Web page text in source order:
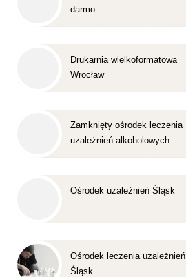
darmo
Drukarnia wielkoformatowa
Wrocław
Zamknięty ośrodek leczenia
uzależnień alkoholowych
Ośrodek uzależnień Śląsk
Ośrodek leczenia uzależnień
Śląsk